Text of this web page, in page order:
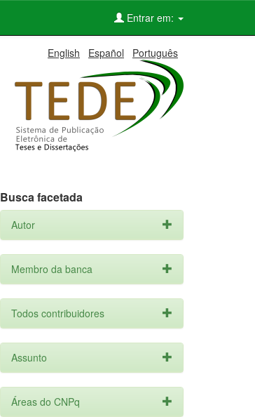
Entrar em:
English Español Português
Busca facetada
Autor
Membro da banca
Todos contribuidores
Assunto
Áreas do CNPq